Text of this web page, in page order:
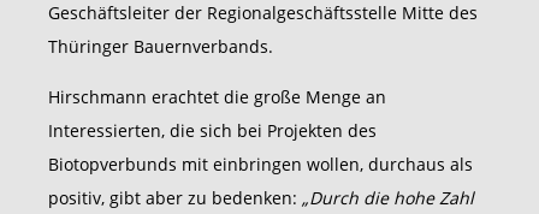
Geschäftsleiter der Regionalgeschäftsstelle Mitte des
Thüringer Bauernverbands.
Hirschmann erachtet die große Menge an
Interessierten, die sich bei Projekten des
Biotopverbunds mit einbringen wollen, durchaus als
positiv, gibt aber zu bedenken: „Durch die hohe Zahl